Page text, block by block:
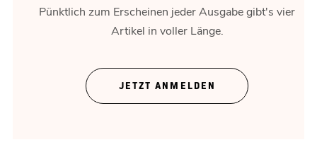
Muster in der Datenwolke.
Pünktlich zum Erscheinen jeder Ausgabe gibt's vier
Artikel in voller Länge.
JETZT ANMELDEN